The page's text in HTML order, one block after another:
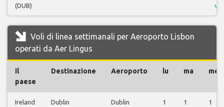
(DUB)
Voli di linea settimanali per Aeroporto Lisbon
operati da Aer Lingus
il
paese
Destinazione Aeroporto lu ma me
Ireland Dublin
Dublin
1 1 1